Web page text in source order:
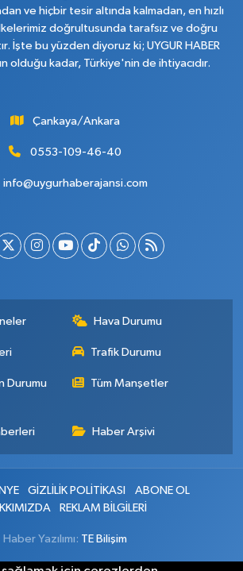
ve hiçbir tesir altında kalmadan, en hızlı
doğrultusunda tarafsız ve doğru
İşte bu yüzden diyoruz ki; UYGUR HABER
olduğu kadar, Türkiye'nin de ihtiyacıdır.
Çankaya/Ankara
0553-109-46-40
info@uygurhaberajansi.com
Hava Durumu
Trafik Durumu
Durumu
Tüm Manşetler
Haber Arşivi
GİZLİLİK POLİTİKASI
ABONE OL
REKLAM BİLGİLERİ
Haber Yazılımı: TE Bilişim